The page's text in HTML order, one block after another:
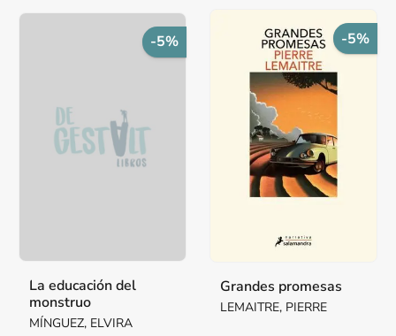
-5%
La educación del
monstruo
MÍNGUEZ, ELVIRA
-5%
Grandes promesas
LEMAITRE, PIERRE